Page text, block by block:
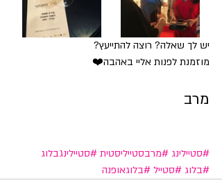
יש לך שאלה? רוצה להתייעץ?
מוזמנת לפנות אליי באהבה❤️
מרב
#סטיילינג #מרבסטייליסטית #סטיילינגבלוג
#בלוג #סטייל #בלוגאופנה